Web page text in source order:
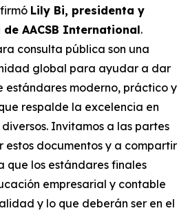
Lily Bi, presidenta y
AACSB International.
consulta pública son una
global para ayudar a dar
estándares moderno, práctico y
respalde la excelencia en
Invitamos a las partes
estos documentos y a compartir
que los estándares finales
empresarial y contable
y lo que deberán ser en el